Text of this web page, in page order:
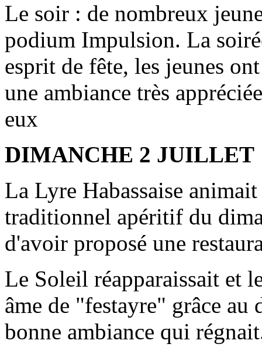
Le soir : de nombreux
podium Impulsion. La
esprit de fête, les jeunes
une ambiance très
eux
DIMANCHE 2 JUILLET
La Lyre Habassaise
traditionnel apéritif du
d'avoir proposé une
Le Soleil réapparaissait et
âme de "festayre" grâce au
bonne ambiance qui